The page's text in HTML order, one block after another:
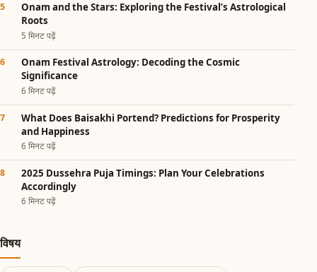
Onam and the Stars: Exploring the Festival’s Astrological
Roots
5 मिनट पढ़ें
Onam Festival Astrology: Decoding the Cosmic
Significance
6 मिनट पढ़ें
What Does Baisakhi Portend? Predictions for Prosperity
and Happiness
6 मिनट पढ़ें
2025 Dussehra Puja Timings: Plan Your Celebrations
Accordingly
6 मिनट पढ़ें
विषय